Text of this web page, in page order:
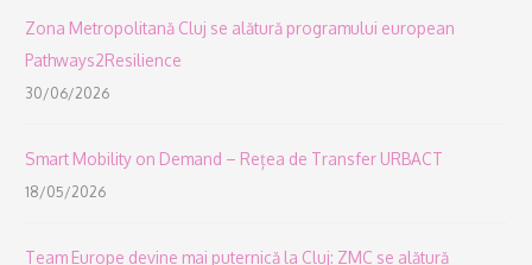
Zona Metropolitană Cluj se alătură programului european
Pathways2Resilience
30/06/2026
Smart Mobility on Demand – Rețea de Transfer URBACT
18/05/2026
Team Europe devine mai puternică la Cluj: ZMC se alătură